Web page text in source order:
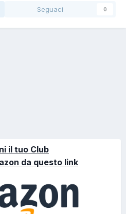
Seguaci 0
il tuo Club
da questo link